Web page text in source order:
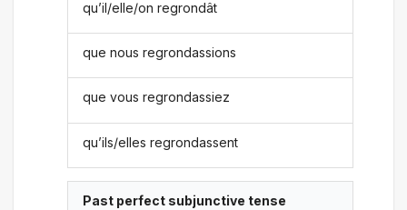
qu’il/elle/on regrondât
que nous regrondassions
que vous regrondassiez
qu’ils/elles regrondassent
Past perfect subjunctive tense